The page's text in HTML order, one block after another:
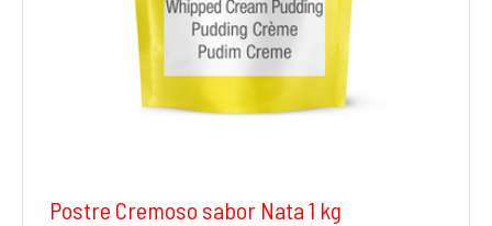
Postre Cremoso sabor Nata 1 kg